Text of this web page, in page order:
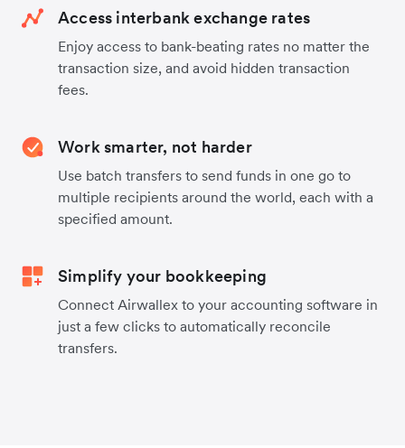
Access interbank exchange rates
Enjoy access to bank-beating rates no matter the
transaction size, and avoid hidden transaction
fees.
Work smarter, not harder
Use batch transfers to send funds in one go to
multiple recipients around the world, each with a
specified amount.
Simplify your bookkeeping
Connect Airwallex to your accounting software in
just a few clicks to automatically reconcile
transfers.